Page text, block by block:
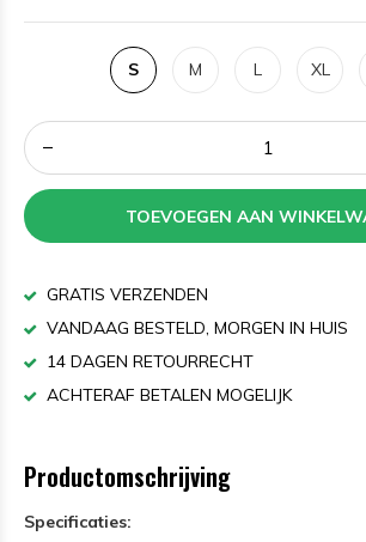
S M L XL
TOEVOEGEN AAN
GRATIS VERZENDEN
VANDAAG BESTELD, MORGEN IN HUIS
14 DAGEN RETOURRECHT
ACHTERAF BETALEN MOGELIJK
Productomschrijving
Specificaties: